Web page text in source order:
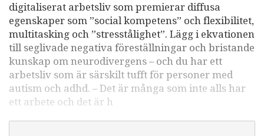
digitaliserat arbetsliv som premierar diffusa
egenskaper som ”social kompetens” och flexibilitet,
multitasking och ”stresstålighet”. Lägg i ekvationen
till seglivade negativa föreställningar och bristande
kunskap om neurodivergens – och du har ett
arbetsliv som är särskilt tufft för personer med
autism och adhd. – Det är många som inte alls har
ett arbete och det är h